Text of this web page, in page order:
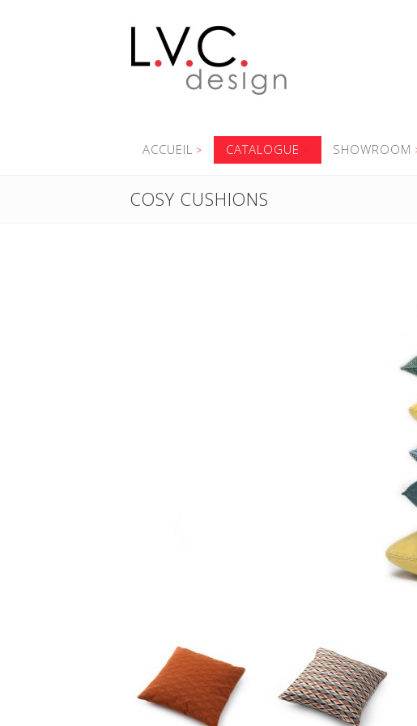
ACCUEIL CATALOGUE SHOWROOM
COSY CUSHIONS